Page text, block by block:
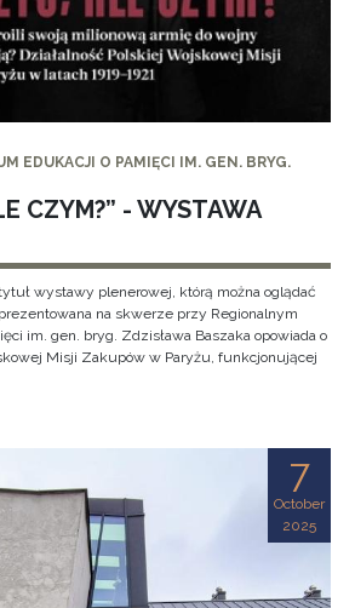
EDUKACJI O PAMIĘCI IM. GEN. BRYG.
CZYM?” - WYSTAWA
wystawy plenerowej, którą można oglądać
na skwerze przy Regionalnym
im. gen. bryg. Zdzisława Baszaka opowiada o
Misji Zakupów w Paryżu, funkcjonującej
7
October
2025